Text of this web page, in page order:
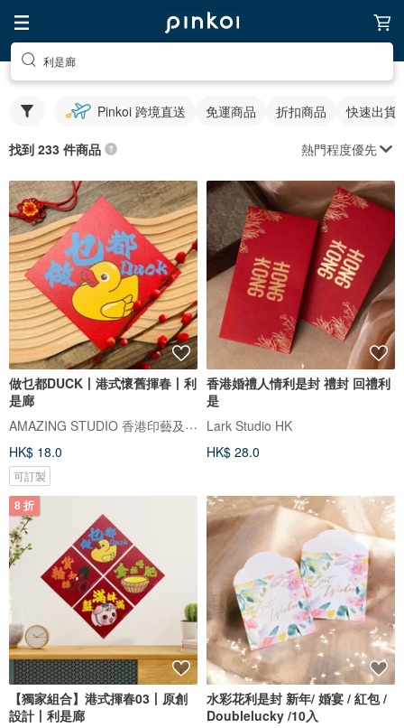
利是廊
Pinkoi 跨境直送 免運商品 折扣商品 快速出貨
找到 233 件商品 熱門程度優先
做乜都DUCK丨港式懷舊揮春丨利
是廊
AMAZING STUDIO ​香港印藝及禮品專門店
HK$ 18.0
可訂製
香港婚禮人情利是封 禮封 回禮利
是
Lark Studio HK
HK$ 28.0
8 折
【獨家組合】港式揮春03丨原創
設計丨利是廊
水彩花利是封 新年/ 婚宴 / 紅包 /
Doublelucky /10入